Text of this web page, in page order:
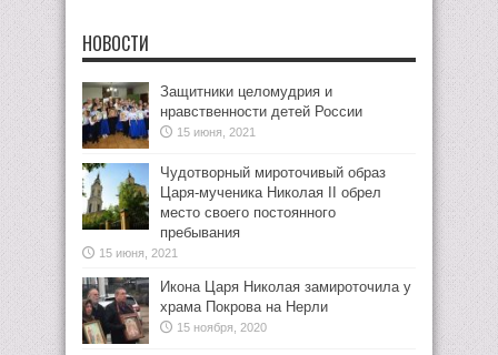
НОВОСТИ
Защитники целомудрия и
нравственности детей России
15 июня, 2021
Чудотворный мироточивый образ
Царя-мученика Николая II обрел
место своего постоянного
пребывания
15 июня, 2021
Икона Царя Николая замироточила у
храма Покрова на Нерли
15 ноября, 2020